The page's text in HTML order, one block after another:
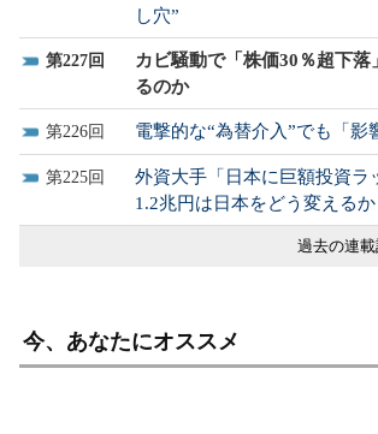
し穴”
227
カビ騒動で「株価30％超下
るのか
226 電撃的な“為替介入”でも「
225
外資大手「日本に巨額投資
1.2兆円は日本をどう変えるか
過去の連
今、あなたにオススメ